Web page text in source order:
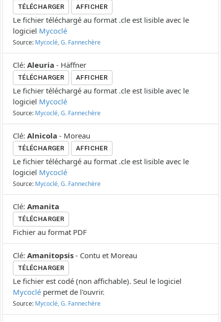
TÉLÉCHARGER AFFICHER
Le fichier téléchargé au format .cle est lisible avec le
logiciel Mycoclé
Source: Mycoclé, G. Fannechère
Clé: Aleuria - Häffner
TÉLÉCHARGER AFFICHER
Le fichier téléchargé au format .cle est lisible avec le
logiciel Mycoclé
Source: Mycoclé, G. Fannechère
Clé: Alnicola - Moreau
TÉLÉCHARGER AFFICHER
Le fichier téléchargé au format .cle est lisible avec le
logiciel Mycoclé
Source: Mycoclé, G. Fannechère
Clé: Amanita
TÉLÉCHARGER
Fichier au format PDF
Clé: Amanitopsis - Contu et Moreau
TÉLÉCHARGER
Le fichier est codé (non affichable). Seul le logiciel
Mycoclé permet de l'ouvrir.
Source: Mycoclé, G. Fannechère